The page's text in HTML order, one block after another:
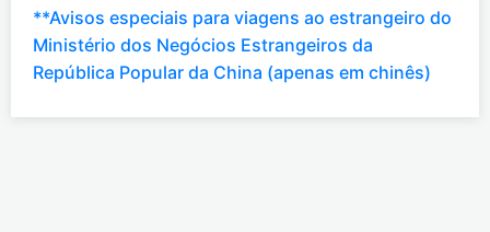
**Avisos especiais para viagens ao estrangeiro do
Ministério dos Negócios Estrangeiros da
República Popular da China (apenas em chinês)